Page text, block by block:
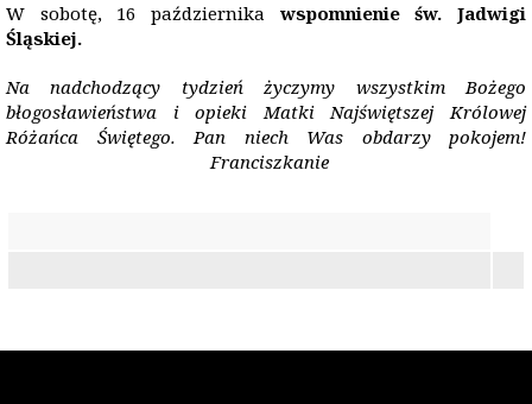
W sobotę, 16 października wspomnienie św. Jadwigi
Śląskiej.
Na nadchodzący tydzień życzymy wszystkim Bożego
błogosławieństwa i opieki Matki Najświętszej Królowej
Różańca Świętego. Pan niech Was obdarzy pokojem!
Franciszkanie